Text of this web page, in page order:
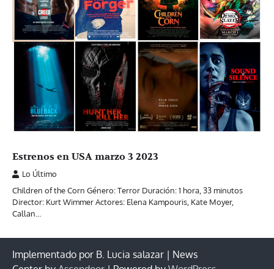
Estrenos en USA marzo 3 2023
Lo Último
Children of the Corn Género: Terror Duración: 1 hora, 33 minutos
Director: Kurt Wimmer Actores: Elena Kampouris, Kate Moyer,
Callan…
Implementado por B. Lucia salazar | News